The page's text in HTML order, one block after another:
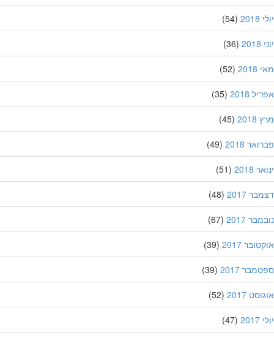
(54)
(36)
(52)
2018
(35)
(45)
2018
(49)
2018
(51)
2017
(48)
2017
(67)
2017
(39)
2017
(39)
2017
(52)
(47)